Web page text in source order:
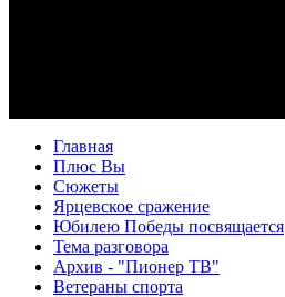
Главная
Плюс Вы
Сюжеты
Ярцевское сражение
Юбилею Победы посвящается
Тема разговора
Архив - "Пионер ТВ"
Ветераны спорта